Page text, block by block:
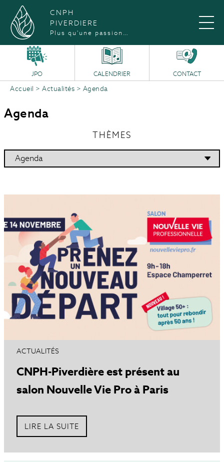
CNPH
PIVERDIERE
Plus qu'une passion…
JPO CALENDRIER CONTACT
Accueil > Actualités > Agenda
Agenda
THÈMES
ACTUALITÉS
CNPH-Piverdière est présent au
salon Nouvelle Vie Pro à Paris
LIRE LA SUITE